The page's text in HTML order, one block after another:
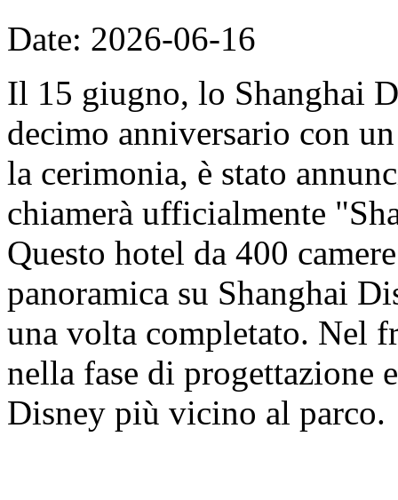
Date: 2026-06-16
Il 15 giugno, lo Shanghai
decimo anniversario con
la cerimonia, è stato
chiamerà ufficialmente
Questo hotel da 400
panoramica su Shanghai
una volta completato. Nel
nella fase di progettazione
Disney più vicino al parco.